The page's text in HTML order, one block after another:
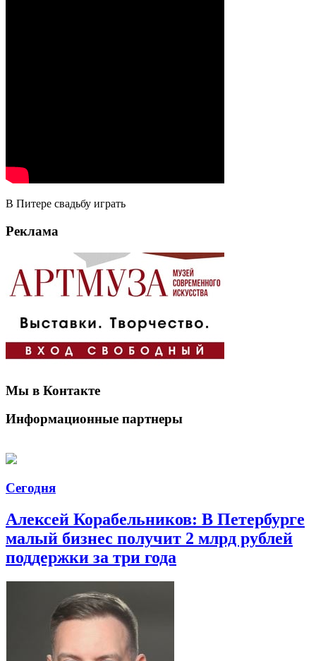
В Питере свадьбу играть
Реклама
Мы в Контакте
Информационные партнеры
Сегодня
Алексей Корабельников: В Петербурге
малый бизнес получит 2 млрд рублей
поддержки за три года